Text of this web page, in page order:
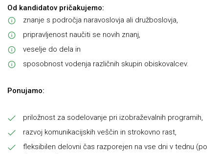
Od kandidatov pričakujemo:
znanje s področja naravoslovja ali družboslovja,
pripravljenost naučiti se novih znanj,
veselje do dela in
sposobnost vodenja različnih skupin obiskovalcev.
Ponujamo:
priložnost za sodelovanje pri izobraževalnih programih,
razvoj komunikacijskih veščin in strokovno rast,
fleksibilen delovni čas razporejen na vse dni v tednu (po